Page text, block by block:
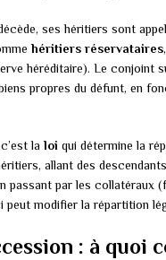
ses héritiers sont
héritiers réservataires
héréditaire). Le conjoint
propres du défunt, en
la loi qui détermine la
allant des
passant par les collatéraux
modifier la répartition
: à quoi